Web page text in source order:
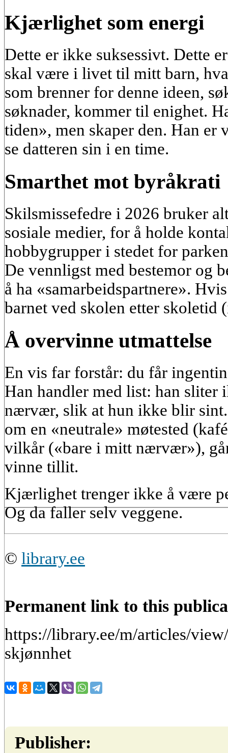
Kjærlighet som energi
Dette er ikke suksessivt. Dette
skal være i livet til mitt barn,
som brenner for denne ideen,
søknader, kommer til enighet.
tiden», men skaper den. Han
se datteren sin i en time.
Smarthet mot byråkrati
Skilsmissefedre i 2026 bruker
sosiale medier, for å holde
hobbygrupper i stedet for
De vennligst med bestemor og
å ha «samarbeidspartnere».
barnet ved skolen etter skoletid
Å overvinne utmattelse
En vis far forstår: du får
Han handler med list: han sliter
nærvær, slik at hun ikke blir
om en «neutrale» møtested
vilkår («bare i mitt nærvær»),
vinne tillit.
Kjærlighet trenger ikke å være
Og da faller selv veggene.
© library.ee
Permanent link to this
https://library.ee/m/articles/
skjønnhet
Publisher: